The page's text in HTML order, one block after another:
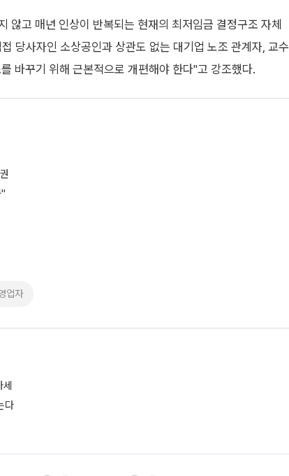
않고 매년 인상이 반복되는 현재의 최저임금 결정구조 자체
당사자인 소상공인과 상관도 없는 대기업 노조 관계자, 교수
바꾸기 위해 근본적으로 개편해야 한다"고 강조했다.
업자
다